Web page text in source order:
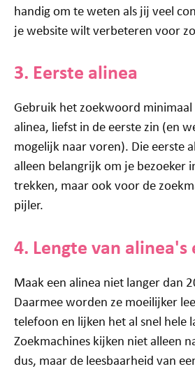
handig om te weten als jij veel
je website wilt verbeteren voor
3. Eerste alinea
Gebruik het zoekwoord minimaal
alinea, liefst in de eerste zin (en
mogelijk naar voren). Die eerste
alleen belangrijk om je bezoeker
trekken, maar ook voor de
pijler.
4. Lengte van alinea's
Maak een alinea niet langer dan
Daarmee worden ze moeilijker
telefoon en lijken het al snel hele
Zoekmachines kijken niet alleen
dus, maar de leesbaarheid van